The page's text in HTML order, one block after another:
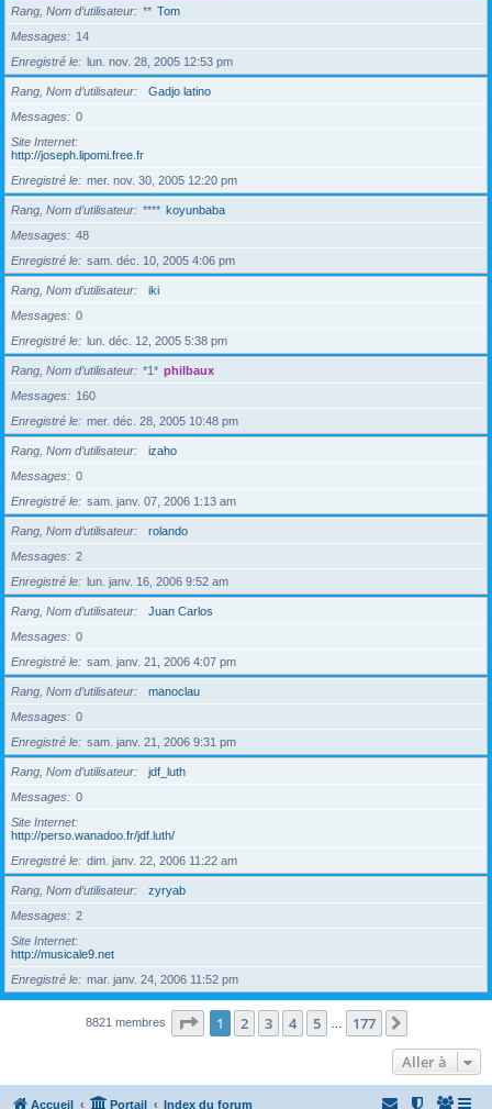
Rang, Nom d’utilisateur ** Tom
Messages
14
Enregistré le
lun. nov. 28, 2005 12:53 pm
Rang, Nom d’utilisateur
Gadjo latino
Messages
0
Site Internet
http://joseph.lipomi.free.fr
Enregistré le
mer. nov. 30, 2005 12:20 pm
Rang, Nom d’utilisateur **** koyunbaba
Messages
48
Enregistré le
sam. déc. 10, 2005 4:06 pm
Rang, Nom d’utilisateur
iki
Messages
0
Enregistré le
lun. déc. 12, 2005 5:38 pm
Rang, Nom d’utilisateur *1* philbaux
Messages
160
Enregistré le
mer. déc. 28, 2005 10:48 pm
Rang, Nom d’utilisateur
izaho
Messages
0
Enregistré le
sam. janv. 07, 2006 1:13 am
Rang, Nom d’utilisateur
rolando
Messages
2
Enregistré le
lun. janv. 16, 2006 9:52 am
Rang, Nom d’utilisateur
Juan Carlos
Messages
0
Enregistré le
sam. janv. 21, 2006 4:07 pm
Rang, Nom d’utilisateur
manoclau
Messages
0
Enregistré le
sam. janv. 21, 2006 9:31 pm
Rang, Nom d’utilisateur
jdf_luth
Messages
0
Site Internet
http://perso.wanadoo.fr/jdf.luth/
Enregistré le
dim. janv. 22, 2006 11:22 am
Rang, Nom d’utilisateur
zyryab
Messages
2
Site Internet
http://musicale9.net
Enregistré le
mar. janv. 24, 2006 11:52 pm
8821 membres Page 1sur177
1 2 3 4 5 177
Aller à
Accueil Portail Index du forum